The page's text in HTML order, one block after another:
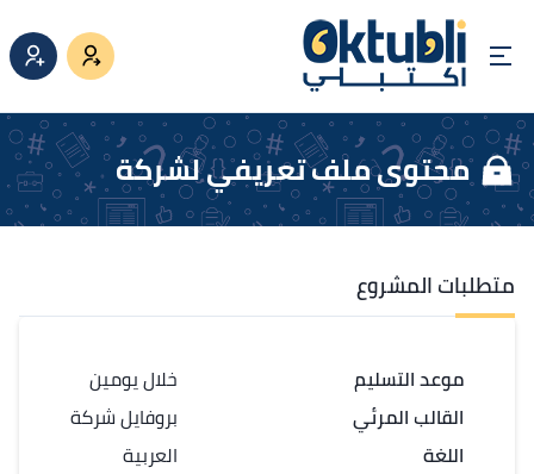
محتوى ملف تعريفي لشركة
متطلبات المشروع
موعد التسليم
القالب المرئي
اللغة
خلال يومين
بروفايل شركة
العربية